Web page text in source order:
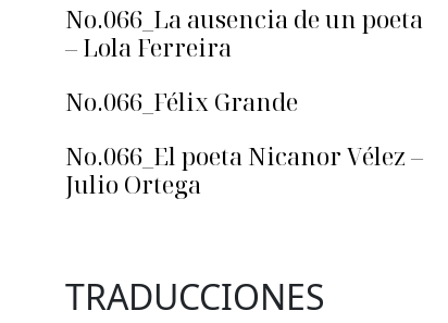
No.066_La ausencia de un poeta
– Lola Ferreira
No.066_Félix Grande
No.066_El poeta Nicanor Vélez –
Julio Ortega
TRADUCCIONES